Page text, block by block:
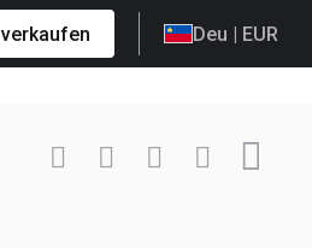
Deu | EUR
... Anzeigen